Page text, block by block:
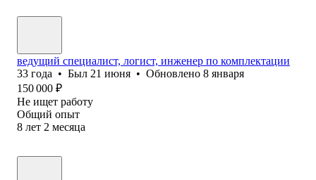
ведущий специалист, логист, инженер по комплектации
33 года • Был 21 июня • Обновлено 8 января
150 000 ₽
Не ищет работу
Общий опыт
8 лет 2 месяца